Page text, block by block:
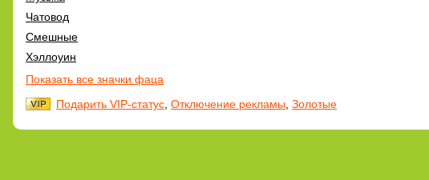
Чатовод
Смешные
Хэллоуин
Показать все значки фаца
Подарить VIP-статус Отключение рекламы Золотые